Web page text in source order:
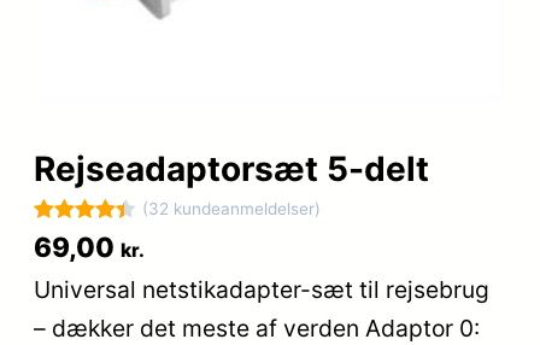
Rejseadaptorsæt 5-delt
Bedømt
som
ud af 5
baseret
32
(32 kundeanmeldelser)
69,00 kr.
Universal netstikadapter-sæt til rejsebrug
– dækker det meste af verden Adaptor 0: